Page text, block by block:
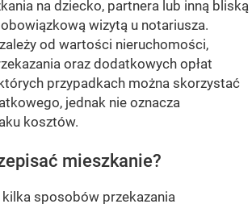
na dziecko, partnera lub inną bliską
wizytą u notariusza.
od wartości nieruchomości,
oraz dodatkowych opłat
przypadkach można skorzystać
jednak nie oznacza
kosztów.
mieszkanie?
sposobów przekazania